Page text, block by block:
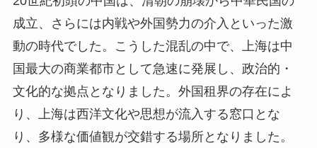
成立、さらには内戦や外国勢力の介入といった激
動の時代でした。こうした混乱の中で、上海は中
国最大の商業都市として急速に発展し、政治的・
文化的な拠点となりました。外国租界の存在によ
り、上海は西洋文化や思想が流入する窓口とな
り、多様な価値観が交錯する場所となりました。